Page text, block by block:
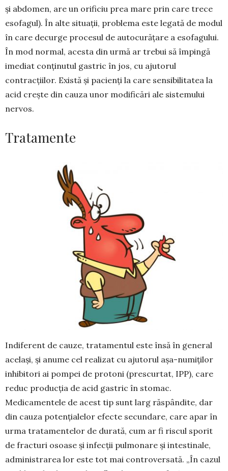
și abdomen, are un orificiu prea mare prin care trece
esofagul). În alte situații, problema este legată de modul
în care decurge procesul de autocurățare a esofagului.
În mod normal, acesta din urmă ar trebui să împingă
imediat conținutul gastric în jos, cu ajutorul
contracțiilor. Există și pa­cienți la care sensibilitatea la
acid crește din cauza unor modificări ale sistemului
nervos.
Tratamente
Indiferent de cauze, tratamentul este însă în ge­neral
același, și anume cel realizat cu ajutorul așa-numiților
inhibitori ai pompei de protoni (prescur­tat, IPP), care
reduc producția de acid gastric în stomac.
Medicamentele de acest tip sunt larg răs­pândite, dar
din cauza potențialelor efecte secun­dare, care apar în
urma tratamentelor de dura­tă, cum ar fi riscul sporit
de fracturi osoase și infecții pulmonare și intestinale,
adminis­trarea lor este tot mai contro­versată. „În cazul